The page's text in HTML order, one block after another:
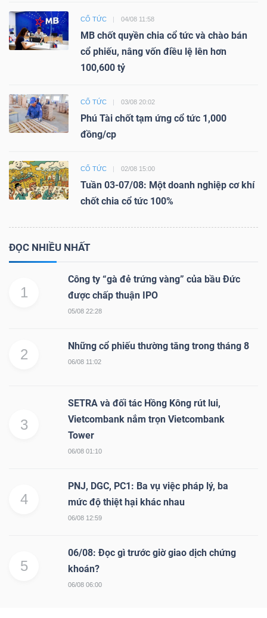
CỔ TỨC 04/08 11:58
MB chốt quyền chia cổ tức và chào bán
cổ phiếu, nâng vốn điều lệ lên hơn
100,600 tỷ
CỔ TỨC 03/08 20:02
Phú Tài chốt tạm ứng cổ tức 1,000
đồng/cp
CỔ TỨC 02/08 15:00
Tuần 03-07/08: Một doanh nghiệp cơ khí
chốt chia cổ tức 100%
ĐỌC NHIỀU NHẤT
1
Công ty “gà đẻ trứng vàng” của bầu Đức
được chấp thuận IPO
05/08 22:28
2
Những cổ phiếu thường tăng trong tháng 8
06/08 11:02
3
SETRA và đối tác Hồng Kông rút lui,
Vietcombank nắm trọn Vietcombank
Tower
06/08 01:10
4
PNJ, DGC, PC1: Ba vụ việc pháp lý, ba
mức độ thiệt hại khác nhau
06/08 12:59
5
06/08: Đọc gì trước giờ giao dịch chứng
khoán?
06/08 06:00